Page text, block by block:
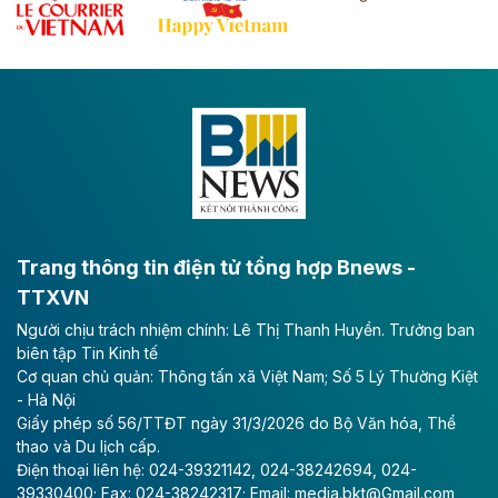
Đề xuất đầu tư 11.500 tỷ đồng xây dựng cao
tốc CT.11 qua Ninh Bình
Đông A dài khoảng 25,1 km được kỳ vọng sẽ tạo động
lực phát triển kinh tế - xã hội khu vực phía Nam đồng
Long Thành
Tổng công ty Cảng hàng không Việt Nam - CTCP
(ACV) vừa lập kỷ lục mới về lợi nhuận trong quý
II/2026.
Theo baodautu.vn
Vinaconex lập đỉnh doanh thu
Tổng CTCP Xuất nhập khẩu và Xây dựng Việt Nam
Trang thông tin điện tử tổng hợp Bnews -
TTXVN
Người chịu trách nhiệm chính: Lê Thị Thanh Huyền. Trưởng ban
biên tập Tin Kinh tế
Cơ quan chủ quản: Thông tấn xã Việt Nam; Số 5 Lý Thường Kiệt
- Hà Nội
Giấy phép số 56/TTĐT ngày 31/3/2026 do Bộ Văn hóa, Thể
thao và Du lịch cấp.
Điện thoại liên hệ: 024-39321142, 024-38242694, 024-
39330400; Fax: 024-38242317; Email: media.bkt@Gmail.com